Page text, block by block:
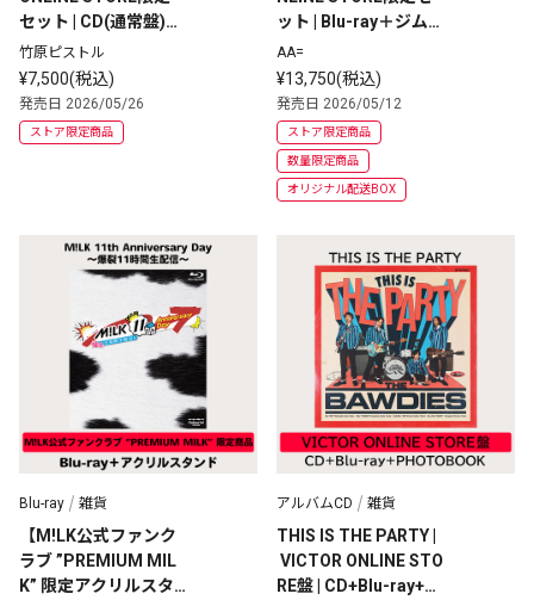
セット | CD(通常盤)＋
トートバッグ
竹原ピストル
¥7,500(税込)
発売日 2026/05/26
ストア限定商品
ット | Blu-ray＋ジム
サック＋イヤープラグ
＋キーホルダー(オリ
ジナル配送ボックスに
てお届け)
AA=
¥13,750(税込)
発売日 2026/05/12
ストア限定商品
数量限定商品
オリジナル配送BOX
Blu-ray 雑貨
【M!LK公式ファンク
ラブ ”PREMIUM MIL
K” 限定アクリルスタ
アルバムCD 雑貨
THIS IS THE PARTY |
VICTOR ONLINE STO
RE盤 | CD+Blu-ray+P